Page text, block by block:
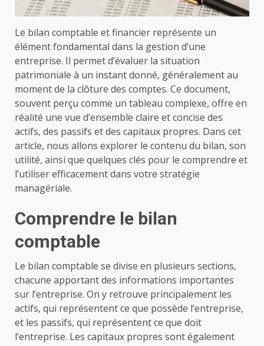
Le bilan comptable et financier représente un
élément fondamental dans la gestion d’une
entreprise. Il permet d’évaluer la situation
patrimoniale à un instant donné, généralement au
moment de la clôture des comptes. Ce document,
souvent perçu comme un tableau complexe, offre en
réalité une vue d’ensemble claire et concise des
actifs, des passifs et des capitaux propres. Dans cet
article, nous allons explorer le contenu du bilan, son
utilité, ainsi que quelques clés pour le comprendre et
l’utiliser efficacement dans votre stratégie
managériale.
Comprendre le bilan
comptable
Le bilan comptable se divise en plusieurs sections,
chacune apportant des informations importantes
sur l’entreprise. On y retrouve principalement les
actifs, qui représentent ce que possède l’entreprise,
et les passifs, qui représentent ce que doit
l’entreprise. Les capitaux propres sont également